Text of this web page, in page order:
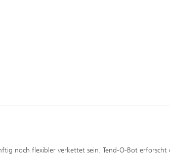
noch flexibler verkettet sein. Tend-O-Bot